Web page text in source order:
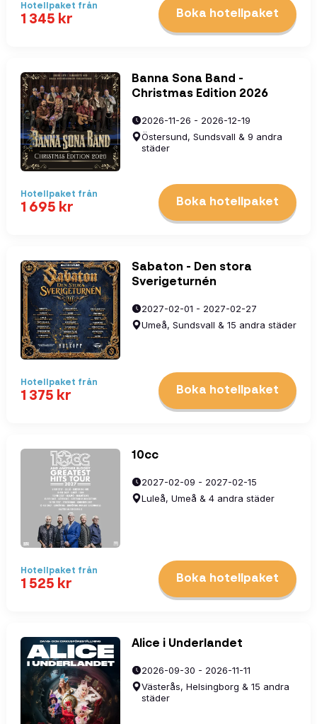
Hotellpaket från
1 345 kr Boka hotellpaket
Banna Sona Band -
Christmas Edition 2026
2026-11-26 - 2026-12-19
Östersund, Sundsvall & 9 andra
städer
Hotellpaket från
1 695 kr Boka hotellpaket
Sabaton - Den stora
Sverigeturnén
2027-02-01 - 2027-02-27
Umeå, Sundsvall & 15 andra städer
Hotellpaket från
1 375 kr Boka hotellpaket
10cc
2027-02-09 - 2027-02-15
Luleå, Umeå & 4 andra städer
Hotellpaket från
1 525 kr Boka hotellpaket
Alice i Underlandet
2026-09-30 - 2026-11-11
Västerås, Helsingborg & 15 andra
städer